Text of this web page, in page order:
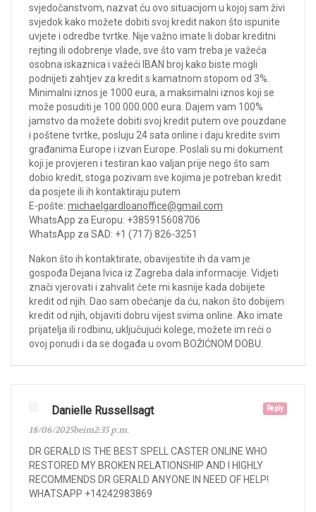
svjedočanstvom, nazvat ću ovo situacijom u kojoj sam živi
svjedok kako možete dobiti svoj kredit nakon što ispunite
uvjete i odredbe tvrtke. Nije važno imate li dobar kreditni
rejting ili odobrenje vlade, sve što vam treba je važeća
osobna iskaznica i važeći IBAN broj kako biste mogli
podnijeti zahtjev za kredit s kamatnom stopom od 3%.
Minimalni iznos je 1000 eura, a maksimalni iznos koji se
može posuditi je 100.000.000 eura. Dajem vam 100%
jamstvo da možete dobiti svoj kredit putem ove pouzdane
i poštene tvrtke, posluju 24 sata online i daju kredite svim
građanima Europe i izvan Europe. Poslali su mi dokument
koji je provjeren i testiran kao valjan prije nego što sam
dobio kredit, stoga pozivam sve kojima je potreban kredit
da posjete ili ih kontaktiraju putem
E-pošte: michaelgardloanoffice@gmail.com
WhatsApp za Europu: +385915608706
WhatsApp za SAD: +1 (717) 826-3251
Nakon što ih kontaktirate, obavijestite ih da vam je
gospođa Dejana Ivica iz Zagreba dala informacije. Vidjeti
znači vjerovati i zahvalit ćete mi kasnije kada dobijete
kredit od njih. Dao sam obećanje da ću, nakon što dobijem
kredit od njih, objaviti dobru vijest svima online. Ako imate
prijatelja ili rodbinu, uključujući kolege, možete im reći o
ovoj ponudi i da se događa u ovom BOŽIĆNOM DOBU.
Reply
Danielle Russellsagt
18/06/2025beim2:35 p.m.
DR GERALD IS THE BEST SPELL CASTER ONLINE WHO
RESTORED MY BROKEN RELATIONSHIP AND I HIGHLY
RECOMMENDS DR GERALD ANYONE IN NEED OF HELP!
WHATSAPP +14242983869